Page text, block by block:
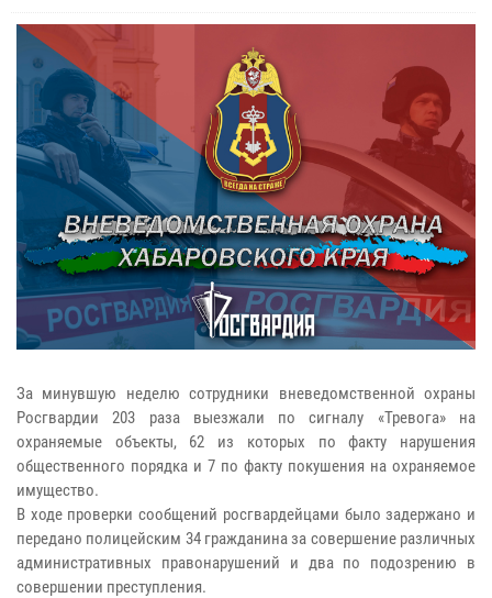
За минувшую неделю сотрудники вневедомственной охраны
Росгвардии 203 раза выезжали по сигналу «Тревога» на
охраняемые объекты, 62 из которых по факту нарушения
общественного порядка и 7 по факту покушения на охраняемое
имущество.
В ходе проверки сообщений росгвардейцами было задержано и
передано полицейским 34 гражданина за совершение различных
административных правонарушений и два по подозрению в
совершении преступления.